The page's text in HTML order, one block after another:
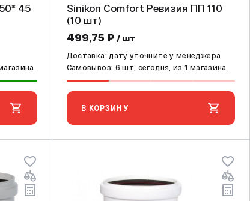
Sinikon Comfort Ревизия ПП 110
(10 шт)
499,75 ₽ / шт
Доставка: дату уточните у менеджера
Самовывоз: 6 шт, сегодня, из1 магазина
В КОРЗИНУ